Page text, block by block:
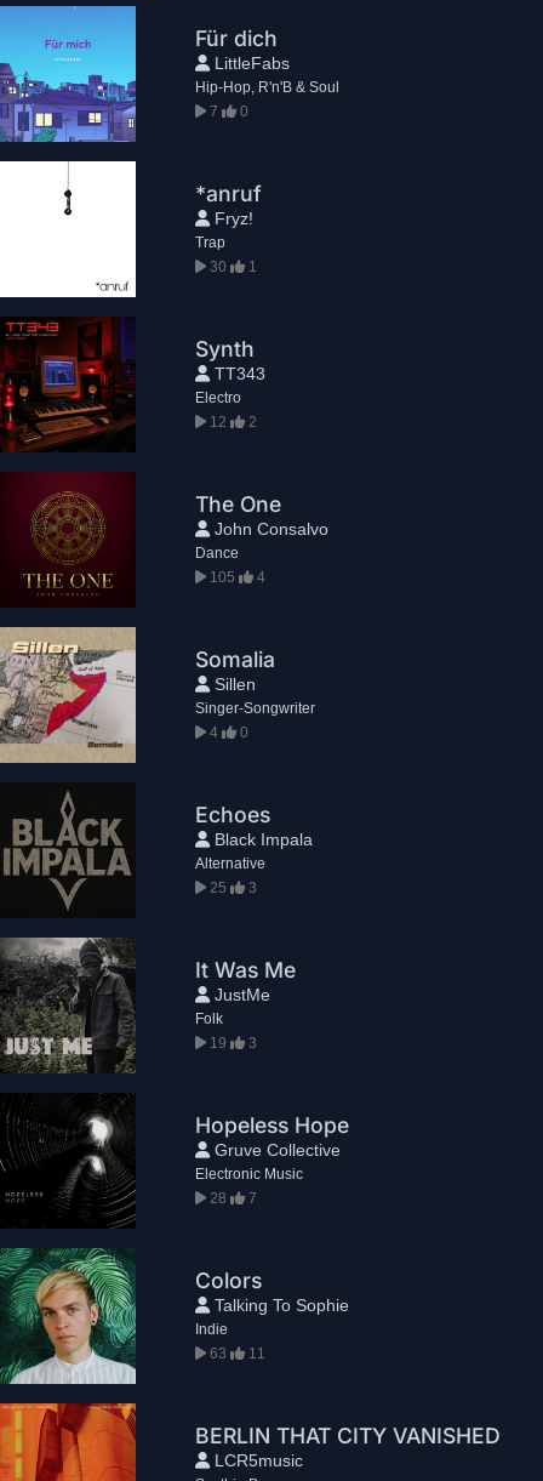
Für dich
LittleFabs
Hip-Hop, R'n'B & Soul
7
0
*anruf
Fryz!
Trap
30
1
Synth
TT343
Electro
12
2
The One
John Consalvo
Dance
105
4
Somalia
Sillen
Singer-Songwriter
4
0
Echoes
Black Impala
Alternative
25
3
It Was Me
JustMe
Folk
19
3
Hopeless Hope
Gruve Collective
Electronic Music
28
7
Colors
Talking To Sophie
Indie
63
11
BERLIN THAT CITY VANISHED
LCR5music